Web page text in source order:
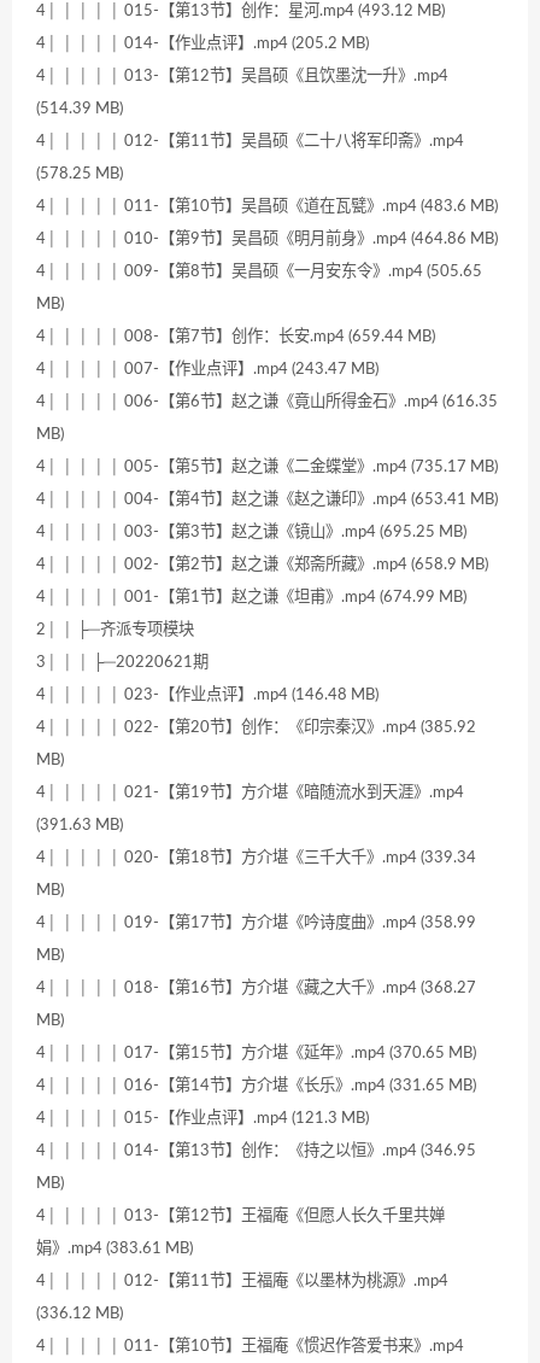
4│ │ │ │ │ 015-【第13节】创作：星河.mp4 (493.12 MB)
4│ │ │ │ │ 014-【作业点评】.mp4 (205.2 MB)
4│ │ │ │ │ 013-【第12节】吴昌硕《且饮墨沈一升》.mp4
(514.39 MB)
4│ │ │ │ │ 012-【第11节】吴昌硕《二十八将军印斋》.mp4
(578.25 MB)
4│ │ │ │ │ 011-【第10节】吴昌硕《道在瓦甓》.mp4 (483.6 MB)
4│ │ │ │ │ 010-【第9节】吴昌硕《明月前身》.mp4 (464.86 MB)
4│ │ │ │ │ 009-【第8节】吴昌硕《一月安东令》.mp4 (505.65
MB)
4│ │ │ │ │ 008-【第7节】创作：长安.mp4 (659.44 MB)
4│ │ │ │ │ 007-【作业点评】.mp4 (243.47 MB)
4│ │ │ │ │ 006-【第6节】赵之谦《竟山所得金石》.mp4 (616.35
MB)
4│ │ │ │ │ 005-【第5节】赵之谦《二金蝶堂》.mp4 (735.17 MB)
4│ │ │ │ │ 004-【第4节】赵之谦《赵之谦印》.mp4 (653.41 MB)
4│ │ │ │ │ 003-【第3节】赵之谦《镜山》.mp4 (695.25 MB)
4│ │ │ │ │ 002-【第2节】赵之谦《郑斋所藏》.mp4 (658.9 MB)
4│ │ │ │ │ 001-【第1节】赵之谦《坦甫》.mp4 (674.99 MB)
2│ │ ├─齐派专项模块
3│ │ │ ├─20220621期
4│ │ │ │ │ 023-【作业点评】.mp4 (146.48 MB)
4│ │ │ │ │ 022-【第20节】创作：《印宗秦汉》.mp4 (385.92
MB)
4│ │ │ │ │ 021-【第19节】方介堪《暗随流水到天涯》.mp4
(391.63 MB)
4│ │ │ │ │ 020-【第18节】方介堪《三千大千》.mp4 (339.34
MB)
4│ │ │ │ │ 019-【第17节】方介堪《吟诗度曲》.mp4 (358.99
MB)
4│ │ │ │ │ 018-【第16节】方介堪《藏之大千》.mp4 (368.27
MB)
4│ │ │ │ │ 017-【第15节】方介堪《延年》.mp4 (370.65 MB)
4│ │ │ │ │ 016-【第14节】方介堪《长乐》.mp4 (331.65 MB)
4│ │ │ │ │ 015-【作业点评】.mp4 (121.3 MB)
4│ │ │ │ │ 014-【第13节】创作：《持之以恒》.mp4 (346.95
MB)
4│ │ │ │ │ 013-【第12节】王福庵《但愿人长久千里共婵
娟》.mp4 (383.61 MB)
4│ │ │ │ │ 012-【第11节】王福庵《以墨林为桃源》.mp4
(336.12 MB)
4│ │ │ │ │ 011-【第10节】王福庵《惯迟作答爱书来》.mp4